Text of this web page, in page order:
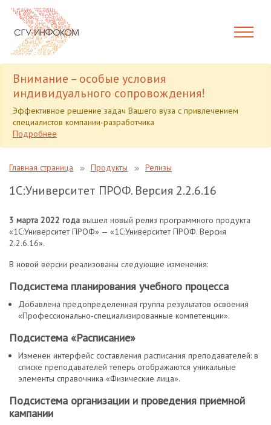
Внимание – особые условия
индивидуального сопровождения!
Эффективное решение задач Вашего вуза с привлечением
специалистов компании-разработчика
Подробнее
Главная страница Продукты Релизы
1С:Университет ПРОФ. Версия 2.2.6.16
3 марта 2022 года вышел новый релиз программного продукта
«1С:Университет ПРОФ» — «1С:Университет ПРОФ. Версия
2.2.6.16».
В новой версии реализованы следующие изменения:
Подсистема планирования учебного процесса
Добавлена предопределенная группа результатов освоения
«Профессионально-специализированные компетенции».
Подсистема «Расписание»
Изменен интерфейс составления расписания преподавателей: в
списке преподавателей теперь отображаются уникальные
элементы справочника «Физические лица».
Подсистема организации и проведения приемной
кампании